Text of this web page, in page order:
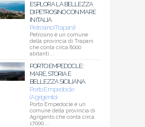
ESPLORA LA BELLEZZA
DI PETROSINO CON MARE
IN ITALIA
Petrosino (Trapani)
Petrosino è un comune
della provincia di Trapani
che conta circa 8000
abitanti....
PORTO EMPEDOCLE:
MARE, STORIA E
BELLEZZA SICILIANA
Porto Empedocle
(Agrigento)
Porto Empedocle è un
comune della provincia di
Agrigento che conta circa
17000 ...